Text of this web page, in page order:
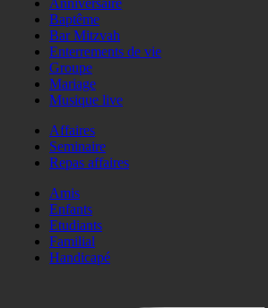
Anniversaire
Baptême
Bar Mitzvah
Enterrements de vie
Groupe
Mariage
Musique live
Affaires
Seminaire
Repas affaires
Amis
Enfants
Etudiants
Familial
Handicapé